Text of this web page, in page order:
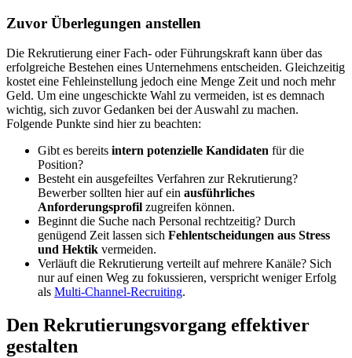
Zuvor Überlegungen anstellen
Die Rekrutierung einer Fach- oder Führungskraft kann über das
erfolgreiche Bestehen eines Unternehmens entscheiden. Gleichzeitig
kostet eine Fehleinstellung jedoch eine Menge Zeit und noch mehr
Geld. Um eine ungeschickte Wahl zu vermeiden, ist es demnach
wichtig, sich zuvor Gedanken bei der Auswahl zu machen.
Folgende Punkte sind hier zu beachten:
Gibt es bereits intern potenzielle Kandidaten für die
Position?
Besteht ein ausgefeiltes Verfahren zur Rekrutierung?
Bewerber sollten hier auf ein ausführliches
Anforderungsprofil zugreifen können.
Beginnt die Suche nach Personal rechtzeitig? Durch
genügend Zeit lassen sich Fehlentscheidungen aus Stress
und Hektik vermeiden.
Verläuft die Rekrutierung verteilt auf mehrere Kanäle? Sich
nur auf einen Weg zu fokussieren, verspricht weniger Erfolg
als Multi-Channel-Recruiting.
Den Rekrutierungsvorgang effektiver
gestalten